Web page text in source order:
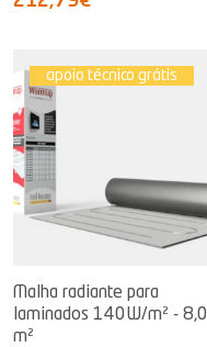
apoio técnico grátis
Malha radiante para
laminados 140W/m² - 8,0
m²